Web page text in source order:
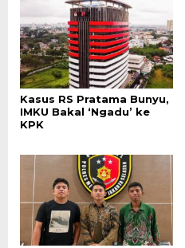
Kasus RS Pratama Bunyu,
IMKU Bakal ‘Ngadu’ ke
KPK